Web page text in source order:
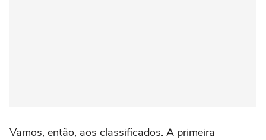
Vamos, então, aos classificados. A primeira